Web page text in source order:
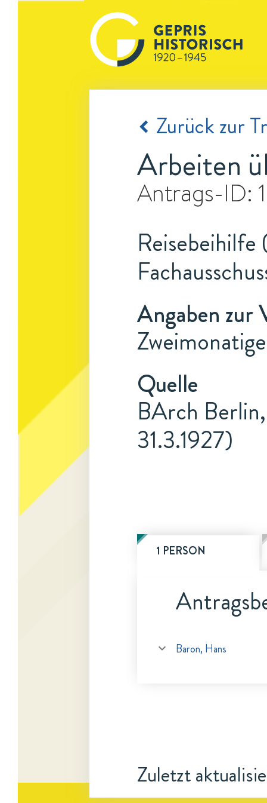
Zurück zur
Arbeiten
Antrags-ID:
Angaben zur
Quelle
BArch
31.3.1927)
1 PERSON
Baron, Hans
Zuletzt